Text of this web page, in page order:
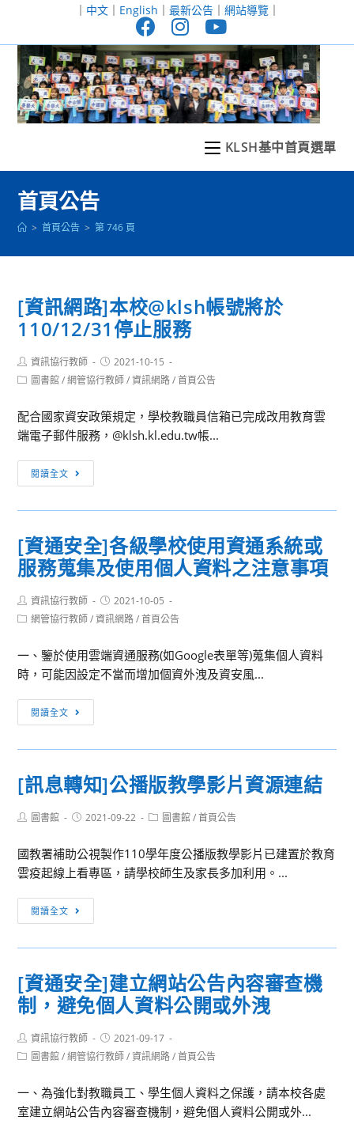
至
｜ 中文｜ English ｜ 最新公告｜ 網站導覽｜
KLSH基中首頁選單
首頁公告
> 首頁公告 > 第 746 頁
[資訊網路]本校@klsh帳號將於
110/12/31停止服務
Post
author:
資訊協行教師
Post
published:
2021-10-15
Post圖書館 / 網管協行教師 / 資訊網路 / 首頁公告
配合國家資安政策規定，學校教職員信箱已完成改用教育雲
端電子郵件服務，@klsh.kl.edu.tw帳...
閱讀全文
訊
網
本
校
帳
號
於
110/12/31
停
務
[資通安全]各級學校使用資通系統或
服務蒐集及使用個人資料之注意事項
Post
author:
資訊協行教師
Post
published:
2021-10-05
Post網管協行教師 / 資訊網路 / 首頁公告
一、鑒於使用雲端資通服務(如Google表單等)蒐集個人資料
時，可能因設定不當而增加個資外洩及資安風...
閱讀全文
通
安
各
學
使
用
資
或
服
務
蒐
集
使
用
[訊息轉知]公播版教學影片資源連結
Post圖書館
Post2021-09-22
Post圖書館 / 首頁公告
國教署補助公視製作110學年度公播版教學影片已建置於教育
雲疫起線上看專區，請學校師生及家長多加利用。...
閱讀全文
息
轉
公
播
教
學
片
資
[資通安全]建立網站公告內容審查機
制，避免個人資料公開或外洩
Post
author:
資訊協行教師
Post
published:
2021-09-17
Post圖書館 / 網管協行教師 / 資訊網路 / 首頁公告
一、為強化對教職員工、學生個人資料之保護，請本校各處
室建立網站公告內容審查機制，避免個人資料公開或外...